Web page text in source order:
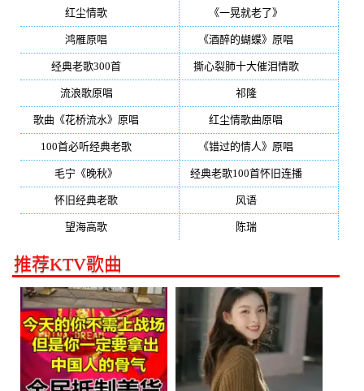
红尘情歌 《一晃就老了》
鸿雁原唱 《酒醉的蝴蝶》原唱
经典老歌300首 撕心裂肺十大催泪情歌(195)
流浪歌原唱 祁隆(188)
歌曲《花桥流水》原唱 红尘情歌曲原唱
100首必听经典老歌 《错过的情人》原唱
毛宁《晚秋》 经典老歌100首怀旧连播(134)
怀旧经典老歌 风语(132)
望海高歌 陈瑞(128)
推荐KTV歌曲